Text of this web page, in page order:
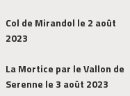
Col de Mirandol le 2 août
2023
La Mortice par le Vallon de
Serenne le 3 août 2023